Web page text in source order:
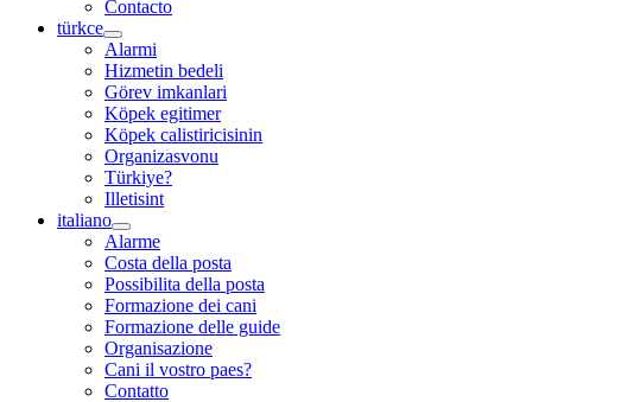
Contacto
türkce
Alarmi
Hizmetin bedeli
Görev imkanlari
Köpek egitimer
Köpek calistiricisinin
Organizasvonu
Türkiye?
Illetisint
italiano
Alarme
Costa della posta
Possibilita della posta
Formazione dei cani
Formazione delle guide
Organisazione
Cani il vostro paes?
Contatto